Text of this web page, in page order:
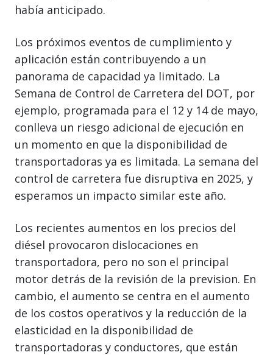
había anticipado.
Los próximos eventos de cumplimiento y
aplicación están contribuyendo a un
panorama de capacidad ya limitado. La
Semana de Control de Carretera del DOT, por
ejemplo, programada para el 12 y 14 de mayo,
conlleva un riesgo adicional de ejecución en
un momento en que la disponibilidad de
transportadoras ya es limitada. La semana del
control de carretera fue disruptiva en 2025, y
esperamos un impacto similar este año.
Los recientes aumentos en los precios del
diésel provocaron dislocaciones en
transportadora, pero no son el principal
motor detrás de la revisión de la prevision. En
cambio, el aumento se centra en el aumento
de los costos operativos y la reducción de la
elasticidad en la disponibilidad de
transportadoras y conductores, que están